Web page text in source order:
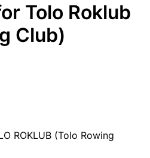
Tolo Roklub
Club)
ROKLUB (Tolo Rowing